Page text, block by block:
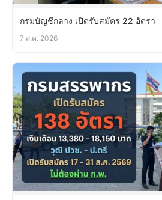
กรมบัญชีกลาง เปิดรับสมัคร 22 อัตรา
7 ส.ค. 2026